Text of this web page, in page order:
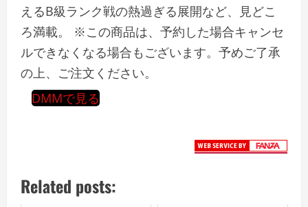
えるB級ランク戦の熱過ぎる展開など、見どこ
ろ満載。 ※この商品は、予約した場合キャンセ
ルできなくなる場合もございます。予めご了承
の上、ご注文ください。
DMMで見る
Related posts: